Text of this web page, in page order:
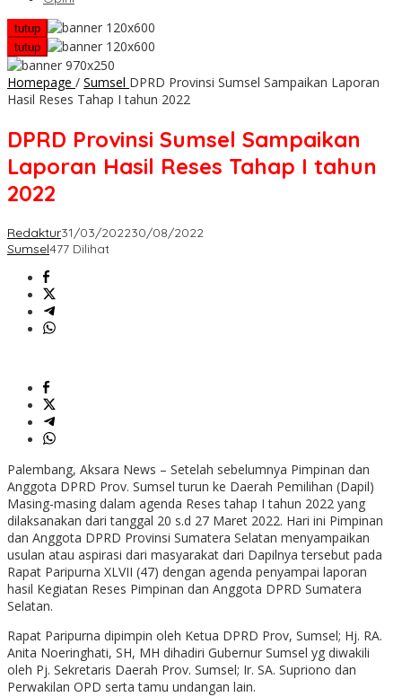
tutup
tutup
Homepage / Sumsel DPRD Provinsi Sumsel Sampaikan Laporan
Hasil Reses Tahap I tahun 2022
DPRD Provinsi Sumsel Sampaikan
Laporan Hasil Reses Tahap I tahun
2022
Redaktur31/03/202230/08/2022
Sumsel477 Dilihat
Palembang, Aksara News – Setelah sebelumnya Pimpinan dan
Anggota DPRD Prov. Sumsel turun ke Daerah Pemilihan (Dapil)
Masing-masing dalam agenda Reses tahap I tahun 2022 yang
dilaksanakan dari tanggal 20 s.d 27 Maret 2022. Hari ini Pimpinan
dan Anggota DPRD Provinsi Sumatera Selatan menyampaikan
usulan atau aspirasi dari masyarakat dari Dapilnya tersebut pada
Rapat Paripurna XLVII (47) dengan agenda penyampai laporan
hasil Kegiatan Reses Pimpinan dan Anggota DPRD Sumatera
Selatan.
Rapat Paripurna dipimpin oleh Ketua DPRD Prov, Sumsel; Hj. RA.
Anita Noeringhati, SH, MH dihadiri Gubernur Sumsel yg diwakili
oleh Pj. Sekretaris Daerah Prov. Sumsel; Ir. SA. Supriono dan
Perwakilan OPD serta tamu undangan lain.